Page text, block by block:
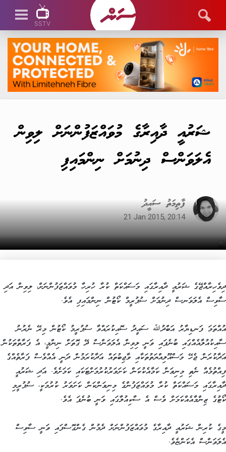
SSTV
SSTV LIVE
ޝަރުއީ ދާއިރާގެ މުވައްޒަފުންނަށް ލިވިން
އެލަވަންސް ދިނުމަށް ނިންމައިފި
ފާތިމަތު ސައީދު
21 Jan 2015, 20:14
ދިވެހިރާއްޖޭގެ ޝަރުއީ ދާއިރާގައި މަސައްކަތް ކުރާ ހުރިހާ މުވައްޒަފުންނަށް، ލިވިން އަދި
ސާވިސް އެލަވަނސް ދިނުމަށް ސުޕުރީމް ކޯޓުން ނިންމައިފި އެވެ.
އުއްތަމަ ފަނޑިޔާރު އަބްދުﷲ ސައީދު ސޮއިކުރައްވާ ސުޕުރީމު ކޯޓުން މިރޭ ނެރުނު
ސާއިކުއުލާއެއްގައި ބުނެފައި ވަނީ ލިވިން އެލަވަންސް ދޭ ގޮތަށް ނިންމީ، އެ ފަރާތްތަކުން
އަދާކުރަން ޖެހޭ މަސްއޫލިއްޔަތުތަކާއި ވާޖިބުތައް އަދާކުރަމުން ދަނީ އެއްވެސް ފަރާތެއްގެ
ފިއްތުމެއް ނެތި މިނިވަން ކަމާއެކުކަން ކަށަވަރުކުރުމަށްޓަކައި ކަމަށެވެ. އަދި ޝަރުއީ
ދާއިރާގައި މަސައްކަތް ކުރާ މުވައްޒަފުންގެ މިނިވަންކަން ކަށަވަރު ކުރުމަކީ، ސުޕުރީމި
ކޯޓުގެ ޒިންމާއެއްކަމަށް ވެސް އެ ސާކިއުލާގައި ވަނީ ބުނެފަ އެވެ.
މީގެ ކުރިން ޝަރުއީ ދާއިރާގެ މުވައްޒަފުންނަށް ދެމުން ގެންގޮސްފައި ވަނީ ސާވިސް
އެލަވަންސް އެކަންޏެވެ.